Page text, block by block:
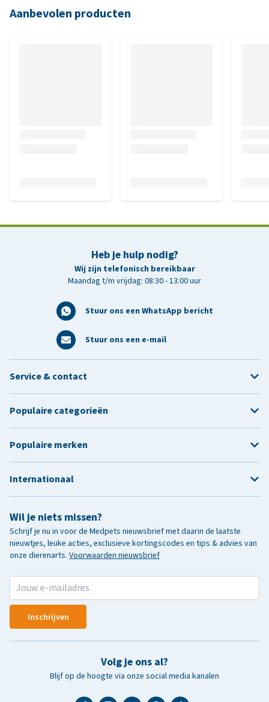
Aanbevolen producten
Heb je hulp nodig?
Wij zijn telefonisch bereikbaar
Maandag t/m vrijdag: 08:30 - 13:00 uur
Stuur ons een WhatsApp bericht
Stuur ons een e-mail
Wil je niets missen?
Schrijf je nu in voor de Medpets nieuwsbrief met daarin de laatste
nieuwtjes, leuke acties, exclusieve kortingscodes en tips & advies van
onze dierenarts. Voorwaarden nieuwsbrief
Inschrijven
Volg je ons al?
Blijf op de hoogte via onze social media kanalen
Service & contact
Populaire categorieën
Populaire merken
Internationaal